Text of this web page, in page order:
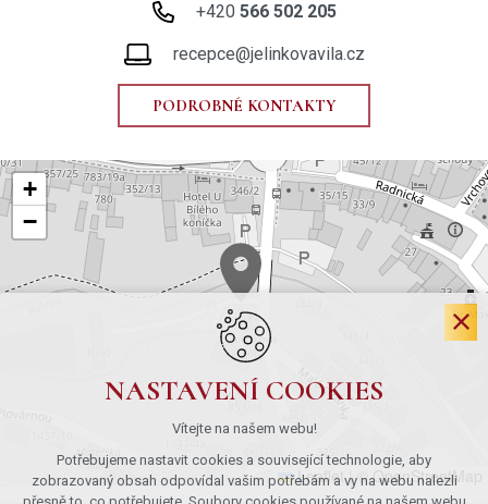
+420 566 502 205
recepce@jelinkovavila.cz
PODROBNÉ KONTAKTY
+
−
Leaflet | © OpenStreetMap
NASTAVENÍ COOKIES
Vítejte na našem webu!
Potřebujeme nastavit cookies a související technologie, aby
zobrazovaný obsah odpovídal vašim potřebám a vy na webu nalezli